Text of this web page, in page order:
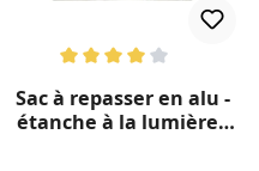
Sac à repasser en alu -
étanche à la lumière -